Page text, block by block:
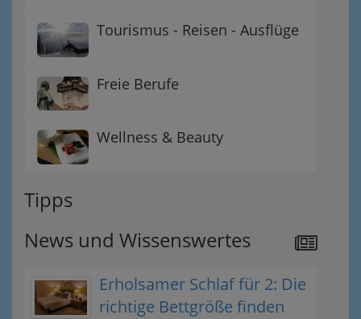
Tourismus - Reisen - Ausflüge
Freie Berufe
Wellness & Beauty
Tipps
News und Wissenswertes
Erholsamer Schlaf für 2: Die
richtige Bettgröße finden